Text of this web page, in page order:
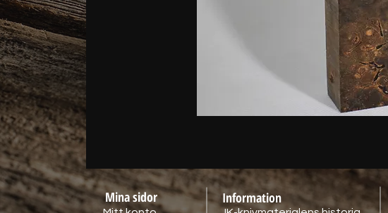
Mina sidor Information